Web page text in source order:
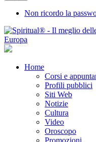
Non ricordo la
Home
Corsi e
Profili pubblici
Siti Web
Notizie
Cultura
Video
Oroscopo